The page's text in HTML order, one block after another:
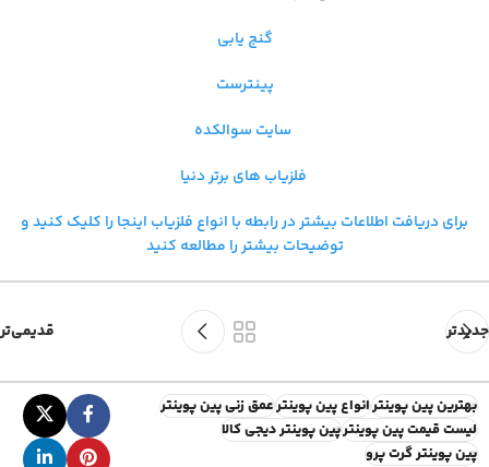
گنج یابی
پینترست
سایت سوالکده
فلزیاب های برتر دنیا
برای دریافت اطلاعات بیشتر در رابطه با انواع فلزیاب اینجا را کلیک کنید و
توضیحات بیشتر را مطالعه کنید
جدیدتر قدیمی‌تر
بهترین پین پوینترانواع پین پوینترعمق زنی پین پوینتر
لیست قیمت پین پوینترپین پوینتر دیجی کالا
پین پوینتر گرت پرو